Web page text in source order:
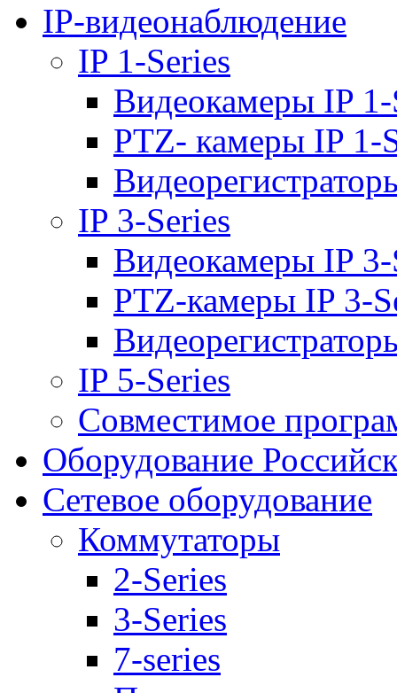
IP-видеонаблюдение
IP 1-Series
Видеокамеры IP 1-
PTZ- камеры IP 1-
IP 3-Series
Видеокамеры IP 3-
PTZ-камеры IP 3-
IP 5-Series
Совместимое
Оборудование
Сетевое оборудование
Коммутаторы
2-Series
3-Series
7-series